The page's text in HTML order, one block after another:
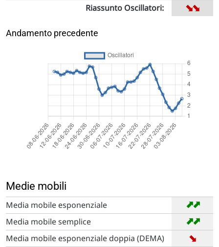
Riassunto Oscillatori: ➡
➡
Andamento precedente
Medie mobili
Media mobile esponenziale ➡
➡
Media mobile semplice ➡
➡
Media mobile esponenziale doppia (DEMA) ➡